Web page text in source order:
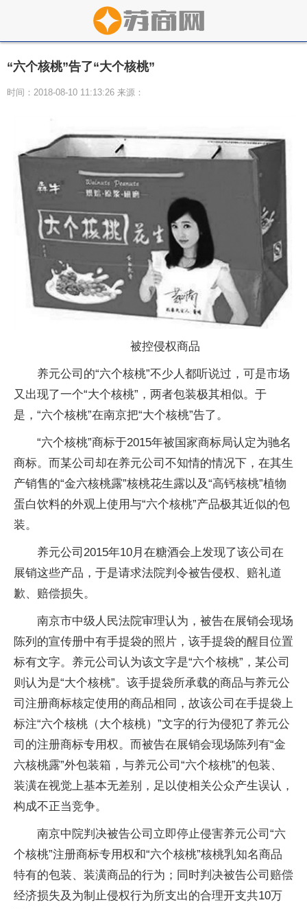
“六个核桃”告了“大个核桃”
时间：2018-08-10 11:13:26 来源：
被控侵权商品
养元公司的“六个核桃”不少人都听说过，可是市场
又出现了一个“大个核桃”，两者包装极其相似。于
是，“六个核桃”在南京把“大个核桃”告了。
“六个核桃”商标于2015年被国家商标局认定为驰名
商标。而某公司却在养元公司不知情的情况下，在其生
产销售的“金六核桃露”核桃花生露以及“高钙核桃”植物
蛋白饮料的外观上使用与“六个核桃”产品极其近似的包
装。
养元公司2015年10月在糖酒会上发现了该公司在
展销这些产品，于是请求法院判令被告侵权、赔礼道
歉、赔偿损失。
南京市中级人民法院审理认为，被告在展销会现场
陈列的宣传册中有手提袋的照片，该手提袋的醒目位置
标有文字。养元公司认为该文字是“六个核桃”，某公司
则认为是“大个核桃”。该手提袋所承载的商品与养元公
司注册商标核定使用的商品相同，故该公司在手提袋上
标注“六个核桃（大个核桃）”文字的行为侵犯了养元公
司的注册商标专用权。而被告在展销会现场陈列有“金
六核桃露”外包装箱，与养元公司“六个核桃”的包装、
装潢在视觉上基本无差别，足以使相关公众产生误认，
构成不正当竞争。
南京中院判决被告公司立即停止侵害养元公司“六
个核桃”注册商标专用权和“六个核桃”核桃乳知名商品
特有的包装、装潢商品的行为；同时判决被告公司赔偿
经济损失及为制止侵权行为所支出的合理开支共10万